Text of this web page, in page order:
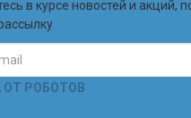
в курсе новостей и акций,
ОТ РОБОТОВ